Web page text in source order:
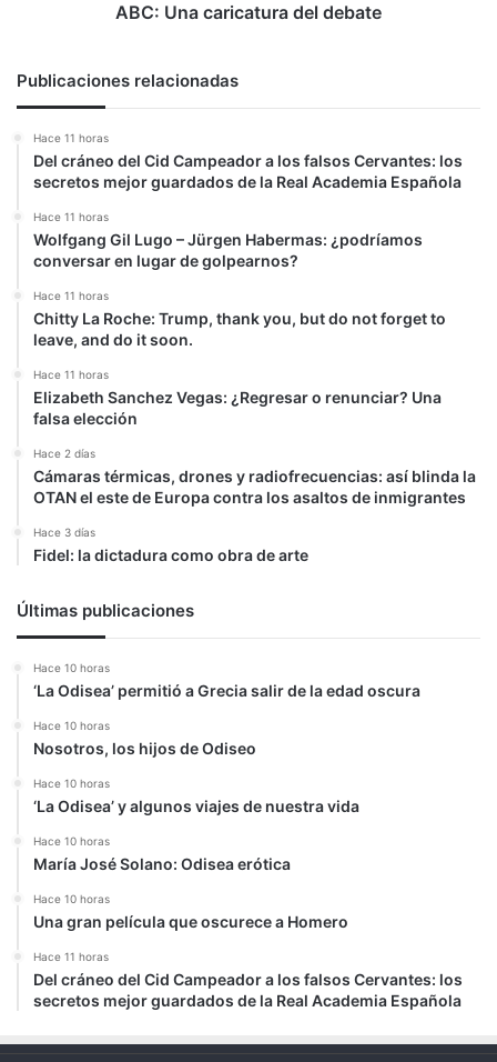
ABC: Una caricatura del debate
Publicaciones relacionadas
Hace 11 horas
Del cráneo del Cid Campeador a los falsos Cervantes: los
secretos mejor guardados de la Real Academia Española
Hace 11 horas
Wolfgang Gil Lugo – Jürgen Habermas: ¿podríamos
conversar en lugar de golpearnos?
Hace 11 horas
Chitty La Roche: Trump, thank you, but do not forget to
leave, and do it soon.
Hace 11 horas
Elizabeth Sanchez Vegas: ¿Regresar o renunciar? Una
falsa elección
Hace 2 días
Cámaras térmicas, drones y radiofrecuencias: así blinda la
OTAN el este de Europa contra los asaltos de inmigrantes
Hace 3 días
Fidel: la dictadura como obra de arte
Últimas publicaciones
Hace 10 horas
‘La Odisea’ permitió a Grecia salir de la edad oscura
Hace 10 horas
Nosotros, los hijos de Odiseo
Hace 10 horas
‘La Odisea’ y algunos viajes de nuestra vida
Hace 10 horas
María José Solano: Odisea erótica
Hace 10 horas
Una gran película que oscurece a Homero
Hace 11 horas
Del cráneo del Cid Campeador a los falsos Cervantes: los
secretos mejor guardados de la Real Academia Española